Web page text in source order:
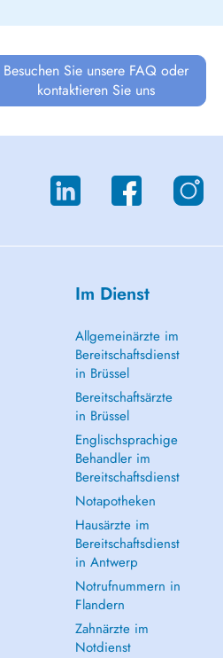
Besuchen Sie unsere FAQ oder
kontaktieren Sie uns
Im Dienst
Allgemeinärzte im
Bereitschaftsdienst
in Brüssel
Bereitschaftsärzte
in Brüssel
Englischsprachige
Behandler im
Bereitschaftsdienst
Notapotheken
Hausärzte im
Bereitschaftsdienst
in Antwerp
Notrufnummern in
Flandern
Zahnärzte im
Notdienst